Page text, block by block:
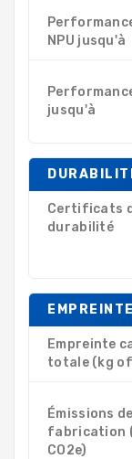
NPU jusqu'à
jusqu'à
Certificats
durabilité
Empreinte
totale (kg of
Émissions
fabrication
CO2e)